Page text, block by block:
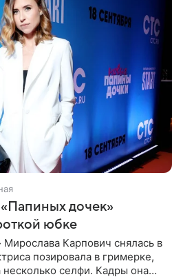
дочек»
юбке
Карпович снялась в
позировала в гримерке,
несколько селфи. Кадры она